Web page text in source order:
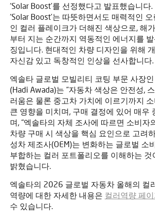
‘Solar Boost’를 선정했다고 발표했습니다.
‘Solar Boost’는 따뜻하면서도 매력적인
인 컬러 플레이크가 더해진 색상으로, 해
부터 지는 순간까지 역동적인 에너지를
징입니다. 현대적인 차량 디자인을 위해
자신감 있고 독창적인 인상을 선사합니다.
엑솔타 글로벌 모빌리티 코팅 부문 사장
(Hadi Awada)는 “자동차 색상은 안전성,
러움은 물론 중고차 가치에 이르기까지
큰 영향을 미치며, 구매 결정에 있어 매우
며, “엑솔타의 자체 조사에 따르면 소비자
차량 구매 시 색상을 핵심 요인으로 고려
성차 제조사(OEM)는 변화하는 글로벌 소
부합하는 컬러 포트폴리오를 이해하는 것
밝혔습니다.
엑솔타의 2026 글로벌 자동차 올해의 컬
역량에 대한 자세한 내용은 컬러역량 페이
수 있습니다.